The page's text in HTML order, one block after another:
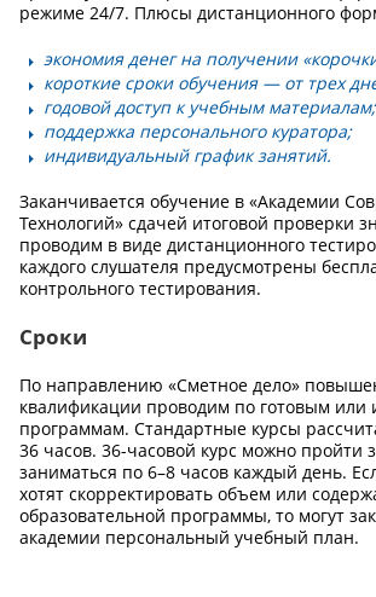
режиме 24/7. Плюсы дистанционного
экономия денег на получении
короткие сроки обучения — от трех
годовой доступ к учебным материалам;
поддержка персонального куратора;
индивидуальный график занятий.
Заканчивается обучение в «Академии
Технологий» сдачей итоговой проверки
проводим в виде дистанционного
каждого слушателя предусмотрены
контрольного тестирования.
Сроки
По направлению «Сметное дело»
квалификации проводим по готовым или
программам. Стандартные курсы
36 часов. 36-часовой курс можно пройти
заниматься по 6–8 часов каждый день.
хотят скорректировать объем или
образовательной программы, то могут
академии персональный учебный план.